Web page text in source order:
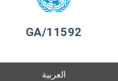
GA/11592
العربية